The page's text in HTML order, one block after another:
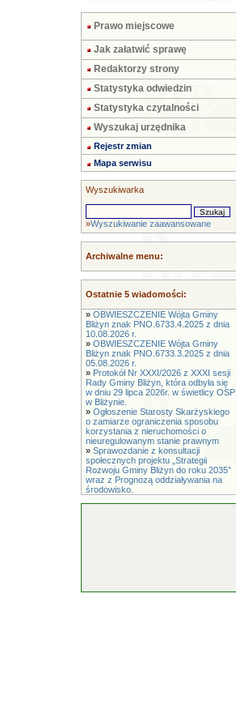
Prawo miejscowe
Jak załatwić sprawę
Redaktorzy strony
Statystyka odwiedzin
Statystyka czytalności
Wyszukaj urzędnika
Rejestr zmian
Mapa serwisu
Wyszukiwarka
»Wyszukiwanie zaawansowane
Archiwalne menu:
Ostatnie 5 wiadomości:
» OBWIESZCZENIE Wójta Gminy
Bliżyn znak PNO.6733.4.2025 z dnia
10.08.2026 r.
» OBWIESZCZENIE Wójta Gminy
Bliżyn znak PNO.6733.3.2025 z dnia
05.08.2026 r.
» Protokół Nr XXXI/2026 z XXXI sesji
Rady Gminy Bliżyn, która odbyła się
w dniu 29 lipca 2026r. w świetlicy OSP
w Bliżynie.
» Ogłoszenie Starosty Skarżyskiego
o zamiarze ograniczenia sposobu
korzystania z nieruchomości o
nieuregulowanym stanie prawnym
» Sprawozdanie z konsultacji
społecznych projektu „Strategii
Rozwoju Gminy Bliżyn do roku 2035”
wraz z Prognozą oddziaływania na
środowisko.